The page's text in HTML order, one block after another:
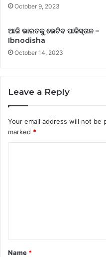
October 9, 2023
ଆଜି ଭାରତକୁ ଭେଟିବ ପାକିସ୍ତାନ –
Ibnodisha
October 14, 2023
Leave a Reply
Your email address will not be
marked *
t
*
Name *